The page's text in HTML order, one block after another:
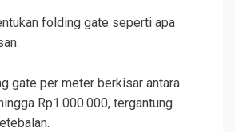
folding gate seperti apa
gate per meter berkisar antara
Rp1.000.000, tergantung